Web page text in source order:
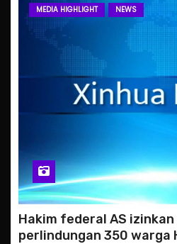
MEDIA HIGHLIGHT NEWS
Hakim federal AS
perlindungan 350 warga